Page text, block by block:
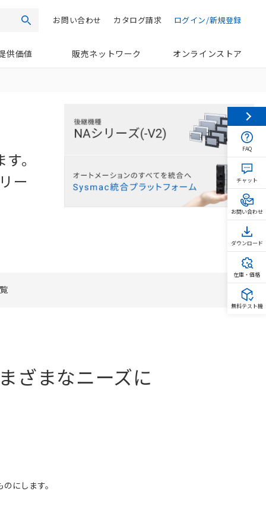
検索 ログイン/新規登録
カタログ請求
お問い合わせ
供価値 販売ネットワーク オンラインストア
。
ー
ざまなニーズに
にします。
FAQ
チャット
お問い合わせ
ダウンロード
在庫・価格
無料テスト機